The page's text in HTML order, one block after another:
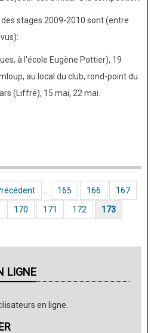
stages 2009-2010 sont (entre
à l'école Eugène Pottier), 19
au local du club, rond-point du
(Liffré), 15 mai, 22 mai.
précédente Page
165 Page
166 Page
167
Page
170 Page
171 Page
172 Page courante
173
LIGNE
en ligne.